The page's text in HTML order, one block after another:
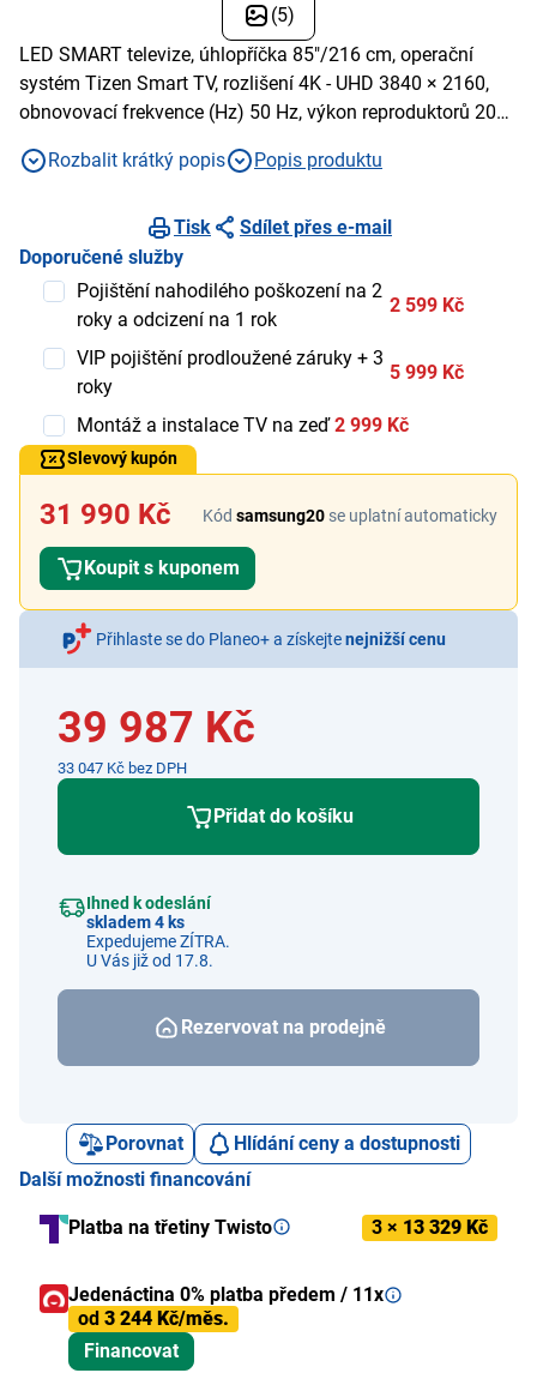
(5)
LED SMART televize, úhlopříčka 85"/216 cm, operační
systém Tizen Smart TV, rozlišení 4K - UHD 3840 × 2160,
obnovovací frekvence (Hz) 50 Hz, výkon reproduktorů 20
Rozbalit krátký popis
Popis produktu
Tisk
Sdílet přes e-mail
Doporučené služby
Pojištění nahodilého poškození na 2
roky a odcizení na 1 rok
2 599 Kč
VIP pojištění prodloužené záruky + 3
roky
5 999 Kč
Montáž a instalace TV na zeď 2 999 Kč
Slevový kupón
31 990 Kč Kód samsung20 se uplatní automaticky
Koupit s kuponem
Přihlaste se do Planeo+ a získejtenejnižší cenu
39 987 Kč
33 047 Kč bez DPH
Přidat do košíku
Ihned k odeslání
skladem 4 ks
Expedujeme ZÍTRA.
U Vás již od 17.8.
Rezervovat na prodejně
Porovnat
Hlídání ceny a dostupnosti
Další možnosti financování
Platba na třetiny Twisto 3 × 13 329 Kč
Jedenáctina 0% platba předem / 11x
od 3 244 Kč/měs.
Financovat